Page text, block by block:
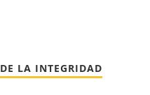
LA INTEGRIDAD